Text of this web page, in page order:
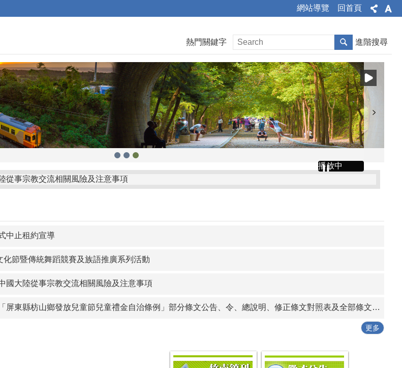
網站導覽 回首頁
熱門關鍵字 進階搜尋
播放中
從事宗教交流相關風險及注意事項
枋山鄉發放兒童節兒童禮金自治條例」部分條文公告、令、總說明、修正條文對照表及全部條文各1份
門縣金沙鎮重陽敬老金發放自治條例」令、公告、條文全文、總說明、條文對照表各1份
業捐贈政治獻金文宣
壯圍鄉鄉民考取並就讀國內大學院校獎勵金核發作業要點」一份
中止租約宣導
化節暨傳統舞蹈競賽及族語推廣系列活動
國大陸從事宗教交流相關風險及注意事項
東縣枋山鄉發放兒童節兒童禮金自治條例」部分條文公告、令、總說明、修正條文對照表及全部條文各1份
更多